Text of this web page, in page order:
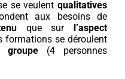
se veulent qualitatives
aux besoins de
que sur l’aspect
formations se déroulent
groupe (4 personnes